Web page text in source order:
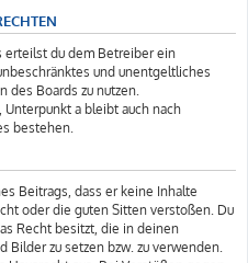
erteilst du dem Betreiber ein
und unentgeltliches
des Boards zu nutzen.
Unterpunkt a bleibt auch nach
bestehen.
Beitrags, dass er keine Inhalte
oder die guten Sitten verstoßen. Du
Recht besitzt, die in deinen
zu setzen bzw. zu verwenden.